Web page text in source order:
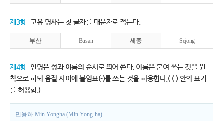
제3항 고유 명사는 첫 글자를 대문자로 적는다.
부산 Busan 세종 Sejong
제4항 인명은 성과 이름의 순서로 띄어 쓴다. 이름은 붙여 쓰는 것을 원
칙으로 하되 음절 사이에 붙임표(-)를 쓰는 것을 허용한다.( ( ) 안의 표기
를 허용함.)
민용하 Min Yongha (Min Yong-ha)